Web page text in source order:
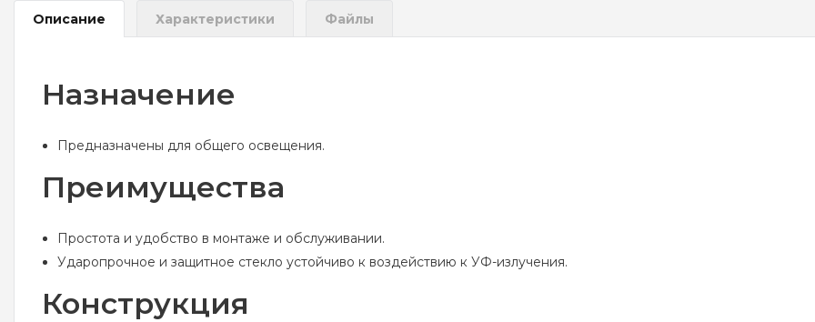
Описание Характеристики Файлы
Назначение
Предназначены для общего освещения.
Преимущества
Простота и удобство в монтаже и обслуживании.
Ударопрочное и защитное стекло устойчиво к воздействию к УФ-излучения.
Конструкция